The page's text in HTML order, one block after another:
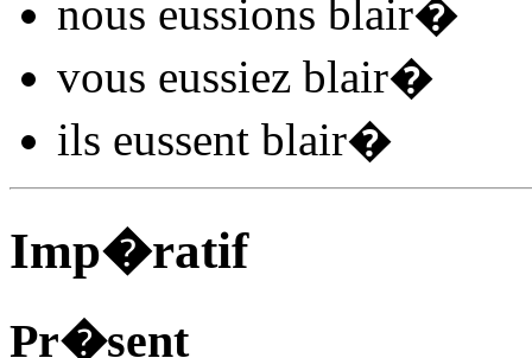
nous eussions blair�
vous eussiez blair�
ils eussent blair�
Imp�ratif
Pr�sent